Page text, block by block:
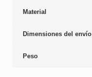
Material
Dimensiones del envío
Peso